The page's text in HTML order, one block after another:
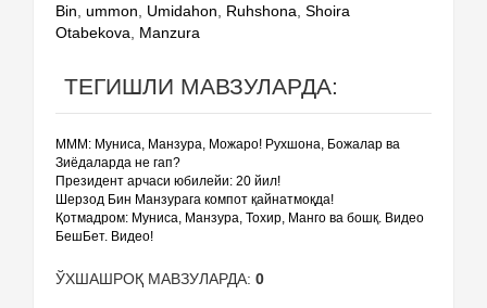
Bin, ummon, Umidahon, Ruhshona, Shoira
Otabekova, Manzura
ТЕГИШЛИ МАВЗУЛАРДА:
МММ: Муниса, Манзура, Можаро! Рухшона, Божалар ва
Зиёдаларда не гап?
Президент арчаси юбилейи: 20 йил!
Шерзод Бин Манзурага компот қайнатмоқда!
Қотмадром: Муниса, Манзура, Тохир, Манго ва бошқ. Видео
БешБет. Видео!
ЎХШАШРОҚ МАВЗУЛАРДА: 0